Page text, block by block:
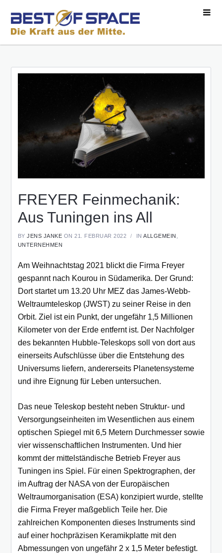
FREYER Feinmechanik:
Aus Tuningen ins All
BY JENS JANKE ON 21. FEBRUAR 2022 IN ALLGEMEIN
UNTERNEHMEN
Am Weihnachtstag 2021 blickt die Firma Freyer
gespannt nach Kourou in Südamerika. Der Grund:
Dort startet um 13.20 Uhr MEZ das James-Webb-
Weltraumteleskop (JWST) zu seiner Reise in den
Orbit. Ziel ist ein Punkt, der ungefähr 1,5 Millionen
Kilometer von der Erde entfernt ist. Der Nachfolger
des bekannten Hubble-Teleskops soll von dort aus
einerseits Aufschlüsse über die Entstehung des
Universums liefern, andererseits Planetensysteme
und ihre Eignung für Leben untersuchen.
Das neue Teleskop besteht neben Struktur- und
Versorgungseinheiten im Wesentlichen aus einem
optischen Spiegel mit 6,5 Metern Durchmesser sowie
vier wissenschaftlichen Instrumenten. Und hier
kommt der mittelständische Betrieb Freyer aus
Tuningen ins Spiel. Für einen Spektrographen, der
im Auftrag der NASA von der Europäischen
Weltraumorganisation (ESA) konzipiert wurde, stellte
die Firma Freyer maßgeblich Teile her. Die
zahlreichen Komponenten dieses Instruments sind
auf einer hochpräzisen Keramikplatte mit den
Abmessungen von ungefähr 2 x 1,5 Meter befestigt.